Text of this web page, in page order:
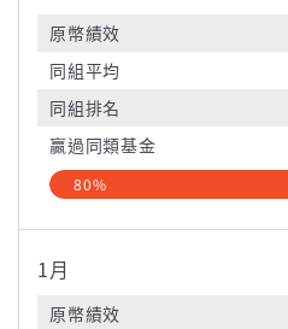
原幣績效
同組平均
同組排名
贏過同類基金
80%
1月
原幣績效